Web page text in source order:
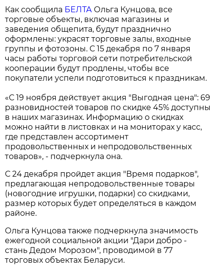
Как сообщила БЕЛТА Ольга Кунцова, все
торговые объекты, включая магазины и
заведения общепита, будут празднично
оформлены: украсят торговые залы, входные
группы и фотозоны. С 15 декабря по 7 января
часы работы торговой сети потребительской
кооперации будут продлены, чтобы все
покупатели успели подготовиться к праздникам.
«С 19 ноября действует акция "Выгодная цена": 69
разновидностей товаров по скидке 45% доступны
в наших магазинах. Информацию о скидках
можно найти в листовках и на мониторах у касс,
где представлен ассортимент
продовольственных и непродовольственных
товаров», - подчеркнула она.
С 24 декабря пройдет акция "Время подарков",
предлагающая непродовольственные товары
(новогодние игрушки, подарки) со скидками,
размер которых будет определяться в каждом
районе.
Ольга Кунцова также подчеркнула значимость
ежегодной социальной акции "Дари добро -
стань Дедом Морозом", проводимой в 77
торговых объектах Беларуси.